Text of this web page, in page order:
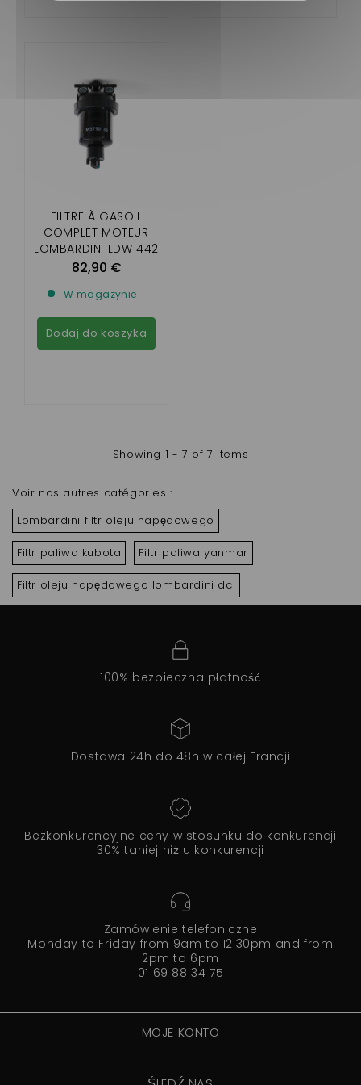
FILTRE À GASOIL
COMPLET MOTEUR
LOMBARDINI LDW 442
DCI, LDW 492 DCI ET
82,90 €
W magazynie
Dodaj do koszyka
Showing 1 - 7 of 7 items
Voir nos autres catégories :
Lombardini filtr oleju napędowego
Filtr paliwa kubota Filtr paliwa yanmar
Filtr oleju napędowego lombardini dci
100% bezpieczna płatność
Dostawa 24h do 48h w całej Francji
Bezkonkurencyjne ceny w stosunku do konkurencji
30% taniej niż u konkurencji
Zamówienie telefoniczne
Monday to Friday from 9am to 12:30pm and from
2pm to 6pm
01 69 88 34 75
MOJE KONTO